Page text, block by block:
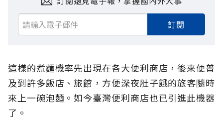
訂閱
這樣的煮麵機率先出現在各大便利商店，後來便普
及到許多飯店、旅館，方便深夜肚子餓的旅客隨時
來上一碗泡麵。如今臺灣便利商店也已引進此機器
了。